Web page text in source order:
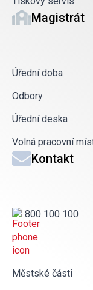
Magistrát
Úřední doba
Odbory
Úřední deska
Volná pracovní
Kontakt
800 100 100
Městské části